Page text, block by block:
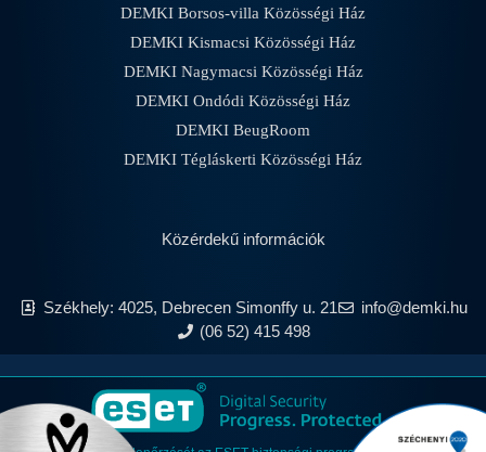
DEMKI Borsos-villa Közösségi Ház
DEMKI Kismacsi Közösségi Ház
DEMKI Nagymacsi Közösségi Ház
DEMKI Ondódi Közösségi Ház
DEMKI BeugRoom
DEMKI Tégláskerti Közösségi Ház
Közérdekű információk
Székhely: 4025, Debrecen Simonffy u. 21
info@demki.hu
(06 52) 415 498